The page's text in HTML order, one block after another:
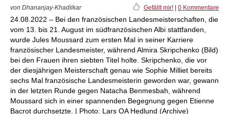
von Dhananjay-Khadilkar Gefällt mir! 0 Kommentare
24.08.2022 – Bei den französischen Landesmeisterschaften, die
vom 13. bis 21. August im südfranzösischen Albi stattfanden,
wurde Jules Moussard zum ersten Mal in seiner Karriere
französischer Landesmeister, während Almira Skripchenko (Bild)
bei den Frauen ihren siebten Titel holte. Skripchenko, die vor
der diesjährigen Meisterschaft genau wie Sophie Milliet bereits
sechs Mal französische Landesmeisterin geworden war, gewann
in der letzten Runde gegen Natacha Benmesbah, während
Moussard sich in einer spannenden Begegnung gegen Etienne
Bacrot durchsetzte. | Photo: Lars OA Hedlund (Archive)